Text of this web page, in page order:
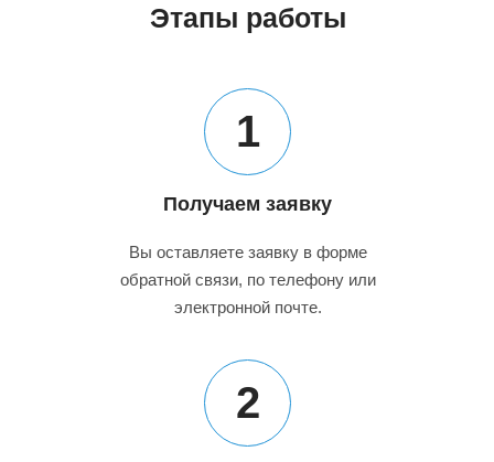
Этапы работы
1
Получаем заявку
Вы оставляете заявку в форме
обратной связи, по телефону или
электронной почте.
2